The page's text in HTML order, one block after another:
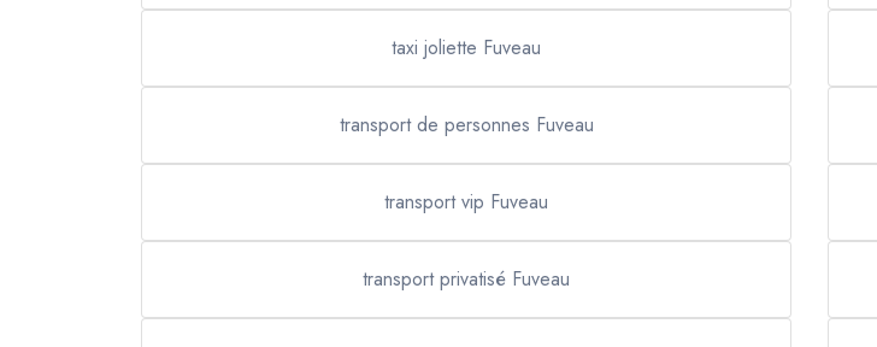
taxi joliette Fuveau
transport de personnes Fuveau
transport vip Fuveau
transport privatisé Fuveau